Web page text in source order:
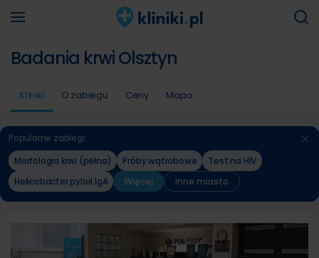
Badania krwi Olsztyn
Kliniki O zabiegu Ceny Mapa
Popularne zabiegi:
Morfologia krwi (pełna)
Próby wątrobowe
Test na HIV
Helicobacter pylori IgA
Więcej Inne miasto